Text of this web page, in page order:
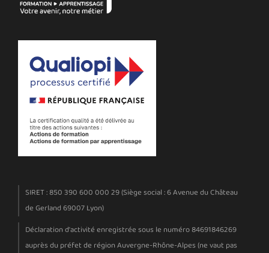
SIRET : 850 390 600 000 29 (Siège social : 6 Avenue du Château
de Gerland 69007 Lyon)
Déclaration d'activité enregistrée sous le numéro 84691846269
auprès du préfet de région Auvergne-Rhône-Alpes (ne vaut pas